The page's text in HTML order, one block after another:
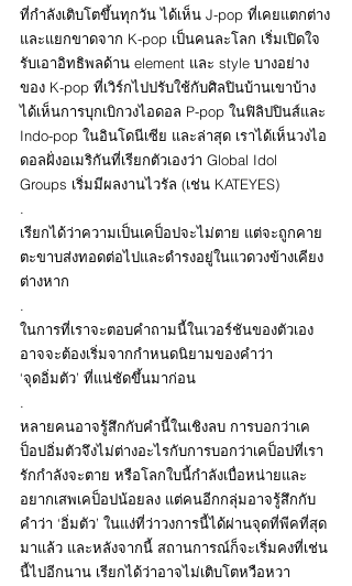
ที่กำลังเติบโตขึ้นทุกวัน ได้เห็น J-pop ที่เคยแตกต่าง
และแยกขาดจาก K-pop เป็นคนละโลก เริ่มเปิดใจ
รับเอาอิทธิพลด้าน element และ style บางอย่าง
ของ K-pop ที่เวิร์กไปปรับใช้กับศิลปินบ้านเขาบ้าง
ได้เห็นการบุกเบิกวงไอดอล P-pop ในฟิลิปปินส์และ
Indo-pop ในอินโดนีเซีย และล่าสุด เราได้เห็นวงไอ
ดอลฝั่งอเมริกันที่เรียกตัวเองว่า Global Idol
Groups เริ่มมีผลงานไวรัล (เช่น KATEYES)
.
เรียกได้ว่าความเป็นเคป็อปจะไม่ตาย แต่จะถูกคาย
ตะขาบส่งทอดต่อไปและดำรงอยู่ในแวดวงข้างเคียง
ต่างหาก
.
ในการที่เราจะตอบคำถามนี้ในเวอร์ชันของตัวเอง
อาจจะต้องเริ่มจากกำหนดนิยามของคำว่า
‘จุดอิ่มตัว’ ที่แน่ชัดขึ้นมาก่อน
.
หลายคนอาจรู้สึกกับคำนี้ในเชิงลบ การบอกว่าเค
ป็อปอิ่มตัวจึงไม่ต่างอะไรกับการบอกว่าเคป็อปที่เรา
รักกำลังจะตาย หรือโลกใบนี้กำลังเบื่อหน่ายและ
อยากเสพเคป็อปน้อยลง แต่คนอีกกลุ่มอาจรู้สึกกับ
คำว่า ‘อิ่มตัว’ ในแง่ที่ว่าวงการนี้ได้ผ่านจุดที่พีคที่สุด
มาแล้ว และหลังจากนี้ สถานการณ์ก็จะเริ่มคงที่เช่น
นี้ไปอีกนาน เรียกได้ว่าอาจไม่เติบโตหวือหวา